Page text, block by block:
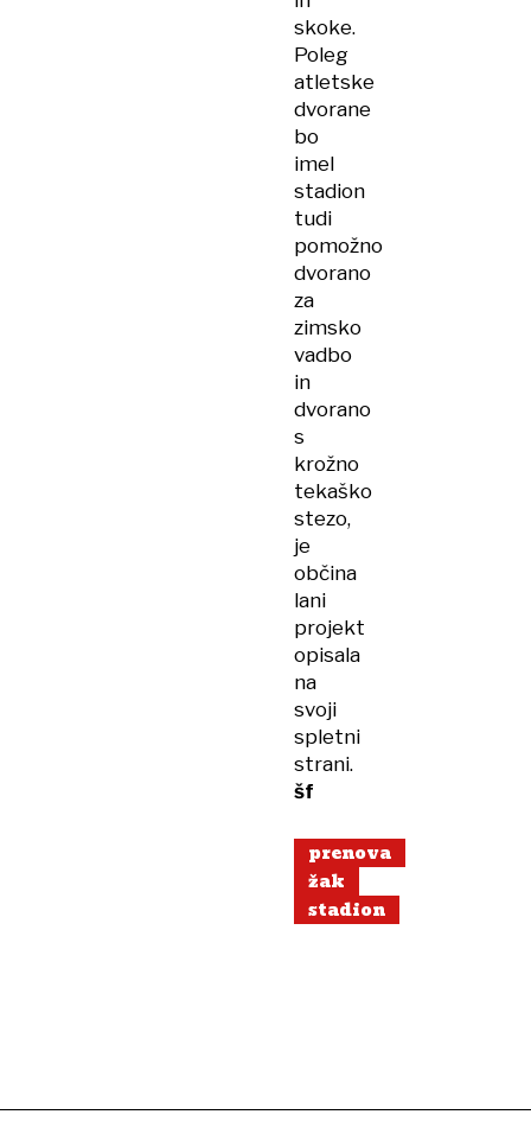
skoke.
Poleg
atletske
dvorane
bo
imel
stadion
tudi
pomožno
dvorano
za
zimsko
vadbo
in
dvorano
s
krožno
tekaško
stezo,
je
občina
lani
projekt
opisala
na
svoji
spletni
strani.
šf
prenova
žak
stadion